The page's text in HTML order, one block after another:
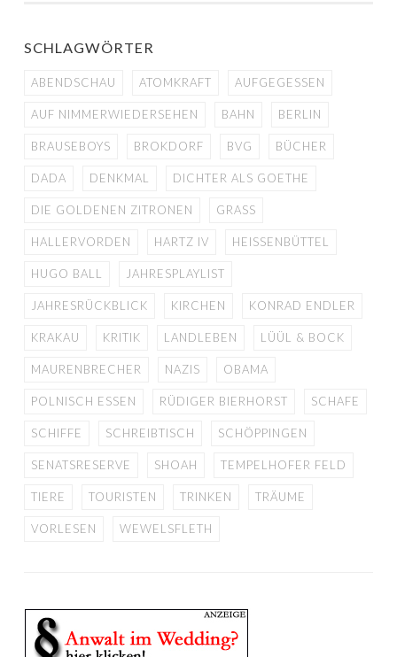
SCHLAGWÖRTER
ABENDSCHAU ATOMKRAFT AUFGEGESSEN
AUF NIMMERWIEDERSEHEN BAHN BERLIN
BRAUSEBOYS BROKDORF BVG BÜCHER
DADA DENKMAL DICHTER ALS GOETHE
DIE GOLDENEN ZITRONEN GRASS
HALLERVORDEN HARTZ IV HEISSENBÜTTEL
HUGO BALL JAHRESPLAYLIST
JAHRESRÜCKBLICK KIRCHEN KONRAD ENDLER
KRAKAU KRITIK LANDLEBEN LÜÜL & BOCK
MAURENBRECHER NAZIS OBAMA
POLNISCH ESSEN RÜDIGER BIERHORST SCHAFE
SCHIFFE SCHREIBTISCH SCHÖPPINGEN
SENATSRESERVE SHOAH TEMPELHOFER FELD
TIERE TOURISTEN TRINKEN TRÄUME
VORLESEN WEWELSFLETH